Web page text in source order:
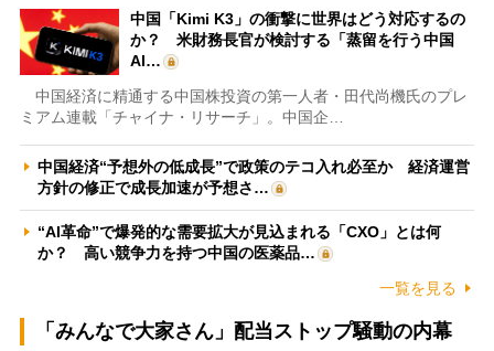
中国「Kimi K3」の衝撃に世界はどう対応するの
か？ 米財務長官が検討する「蒸留を行う中国
AI…
中国経済に精通する中国株投資の第一人者・田代尚機氏のプレ
ミアム連載「チャイナ・リサーチ」。中国企…
中国経済“予想外の低成長”で政策のテコ入れ必至か 経済運営
方針の修正で成長加速が予想さ…
“AI革命”で爆発的な需要拡大が見込まれる「CXO」とは何
か？ 高い競争力を持つ中国の医薬品…
一覧を見る
「みんなで大家さん」配当ストップ騒動の内幕